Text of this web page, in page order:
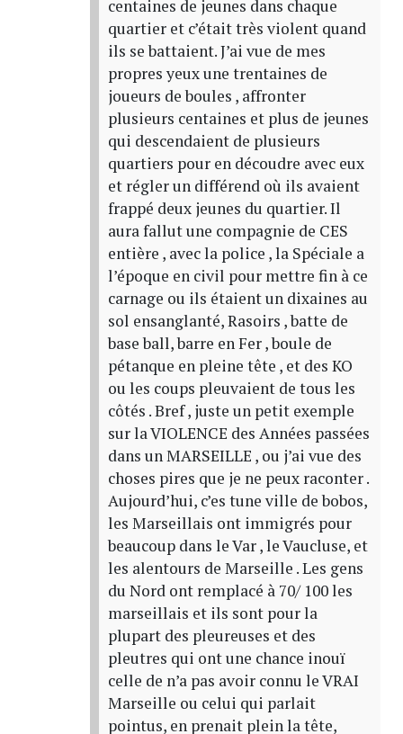
centaines de jeunes dans chaque
quartier et c’était très violent quand
ils se battaient. J’ai vue de mes
propres yeux une trentaines de
joueurs de boules , affronter
plusieurs centaines et plus de jeunes
qui descendaient de plusieurs
quartiers pour en découdre avec eux
et régler un différend où ils avaient
frappé deux jeunes du quartier. Il
aura fallut une compagnie de CES
entière , avec la police , la Spéciale a
l’époque en civil pour mettre fin à ce
carnage ou ils étaient un dixaines au
sol ensanglanté, Rasoirs , batte de
base ball, barre en Fer , boule de
pétanque en pleine tête , et des KO
ou les coups pleuvaient de tous les
côtés . Bref , juste un petit exemple
sur la VIOLENCE des Années passées
dans un MARSEILLE , ou j’ai vue des
choses pires que je ne peux raconter .
Aujourd’hui, c’es tune ville de bobos,
les Marseillais ont immigrés pour
beaucoup dans le Var , le Vaucluse, et
les alentours de Marseille . Les gens
du Nord ont remplacé à 70/ 100 les
marseillais et ils sont pour la
plupart des pleureuses et des
pleutres qui ont une chance inouï
celle de n’a pas avoir connu le VRAI
Marseille ou celui qui parlait
pointus, en prenait plein la tête,